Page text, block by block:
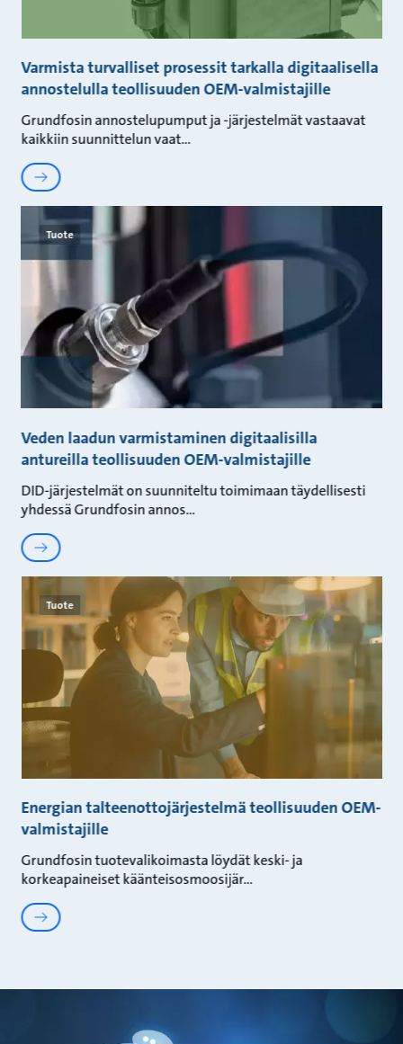
Varmista turvalliset prosessit tarkalla digitaalisella
annostelulla teollisuuden OEM-valmistajille
Grundfosin annostelupumput ja ‑järjestelmät vastaavat
kaikkiin suunnittelun vaat
Tuote
Veden laadun varmistaminen digitaalisilla
antureilla teollisuuden OEM-valmistajille
DID-järjestelmät on suunniteltu toimimaan täydellisesti
yhdessä Grundfosin annos
Tuote
Energian talteenottojärjestelmä teollisuuden OEM-
valmistajille
Grundfosin tuotevalikoimasta löydät keski‑ ja
korkeapaineiset käänteisosmoosijär